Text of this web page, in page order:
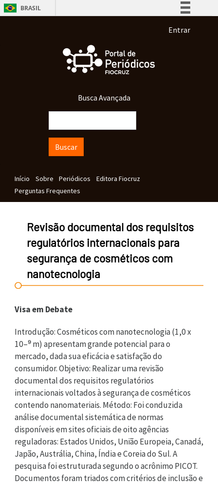
Pular para o conteúdo principal
BRASIL
Participe
Acesso à informação
Menu de
Entrar
Busca Avançada
Navegação principal
Início Sobre Periódicos
Editora Fiocruz
Perguntas Frequentes
Revisão documental dos requisitos
regulatórios internacionais para
segurança de cosméticos com
nanotecnologia
Visa em Debate
Introdução: Cosméticos com nanotecnologia (1,0 x
10–⁹ m) apresentam grande potencial para o
mercado, dada sua eficácia e satisfação do
consumidor. Objetivo: Realizar uma revisão
documental dos requisitos regulatórios
internacionais voltados à segurança de cosméticos
contendo nanomateriais. Método: Foi conduzida
análise documental sistemática de normas
disponíveis em sites oficiais de oito agências
reguladoras: Estados Unidos, União Europeia, Canadá,
Japão, Austrália, China, Índia e Coreia do Sul. A
pesquisa foi estruturada segundo o acrônimo PICOT.
Documentos foram triados com critérios de inclusão e